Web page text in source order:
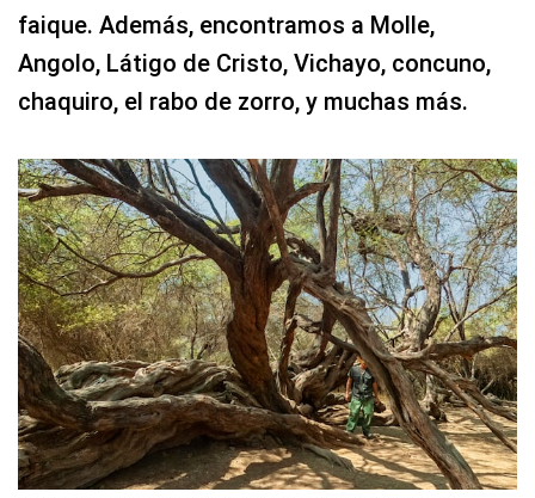
faique. Además, encontramos a Molle,
Angolo, Látigo de Cristo, Vichayo, concuno,
chaquiro, el rabo de zorro, y muchas más.